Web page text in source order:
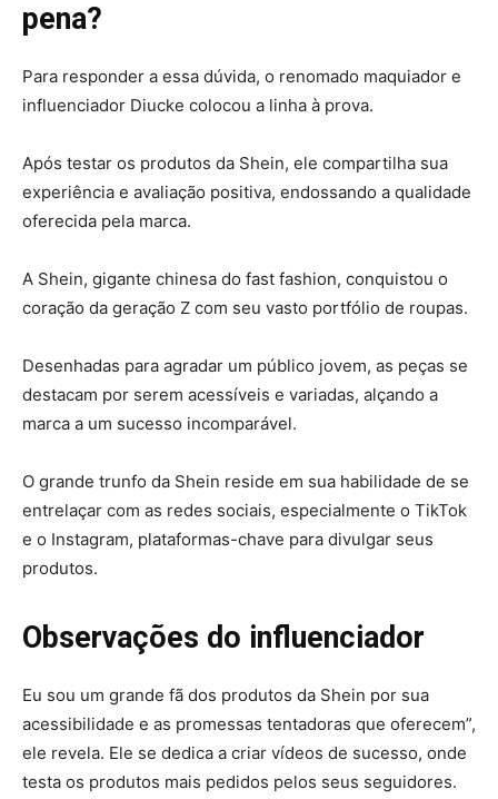
pena?
Para responder a essa dúvida, o renomado maquiador e
influenciador Diucke colocou a linha à prova.
Após testar os produtos da Shein, ele compartilha sua
experiência e avaliação positiva, endossando a qualidade
oferecida pela marca.
A Shein, gigante chinesa do fast fashion, conquistou o
coração da geração Z com seu vasto portfólio de roupas.
Desenhadas para agradar um público jovem, as peças se
destacam por serem acessíveis e variadas, alçando a
marca a um sucesso incomparável.
O grande trunfo da Shein reside em sua habilidade de se
entrelaçar com as redes sociais, especialmente o TikTok
e o Instagram, plataformas-chave para divulgar seus
produtos.
Observações do influenciador
Eu sou um grande fã dos produtos da Shein por sua
acessibilidade e as promessas tentadoras que oferecem”,
ele revela. Ele se dedica a criar vídeos de sucesso, onde
testa os produtos mais pedidos pelos seus seguidores.